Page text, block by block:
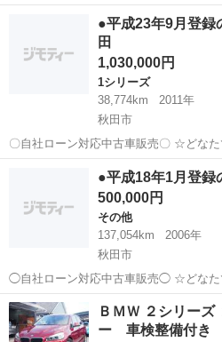
☆ １、勤続年数の短い方
ートをされる主婦の方や派遣社員の方
ーンが組めない方 ４、他...
3シリーズ 車両
●平成23年9月登
田
1,030,000円
1シリーズ
38,774km
2011年
秋田市
〇自社ローン対応中古車販売〇 ☆どなたでもローン対応可能
☆ １、勤続年数の短い方や自
される主婦の方や派遣社員の方 ３、
ーンが組めない方 ４、他...
1シリーズ 車両
●平成18年1月登
500,000円
その他
137,054km
2006年
秋田市
◯自社ローン対応中古車販売◯ ☆どなたでもローン対応可能
☆ １、勤続年数の短い方
ートをされる主婦の方や派遣社員の方
ーンが組めない方 ４、他...
秋田 秋田市 車両
ＢＭＷ ２シリーズ
ー 車検整備付